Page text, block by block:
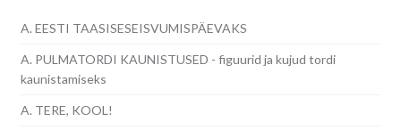
A. EESTI TAASISESEISVUMISPÄEVAKS
A. PULMATORDI KAUNISTUSED - figuurid ja kujud tordi
kaunistamiseks
A. TERE, KOOL!